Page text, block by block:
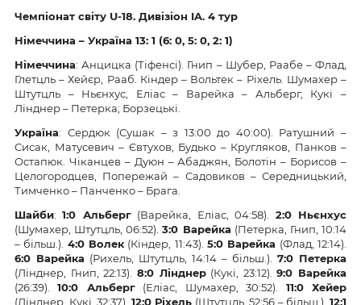
Чемпіонат світу U-18. Дивізіон IA. 4 тур
Німеччина – Україна 13: 1 (6: 0, 5: 0, 2: 1)
Німеччина: Анцицка (Тіфенсі). Гнип – Шубер, Раабе – Флад,
Глетцль – Хейєр, Рааб. Кіндер – Вольтек – Ріхель. Шумахер –
Штутцль – Ньєнхус, Еліас – Варейка – Альберг, Кукі –
Лінднер – Петерка; Борзецькі.
Україна: Сердюк (Сушак – з 13:00 до 40:00). Ратушний –
Сисак, Матусевич – Євтухов, Будько – Кругляков, Панков –
Остапюк. Чіканцев – Дуюн – Абаджян, Болотін – Борисов –
Целогородцев, Попережай – Садовиков – Середницький,
Тимченко – Панченко – Брага.
Шайби:1:0 Альберг(Варейка, Еліас, 04:58). 2:0 Ньєнхус
(Шумахер, Штутцль, 06:52).3:0 Варейка (Петерка, Гнип, 10:14
– більш.). 4:0 Волек (Кіндер, 11:43).5:0 Варейка (Флад, 12:14).
6:0 Варейка (Рихель, Штутцль, 14:14 – більш.). 7:0 Петерка
(Лінднер, Гнип, 22:13). 8:0 Лінднер(Кукі, 23:12).9:0 Варейка
(26:39).10:0 Альберг(Еліас, Шумахер, 30:52). 11:0 Хейер
(Лінднер, Кукі, 32:37). 12:0 Ріхель (Штутцль, 52:56 – більш.).12:1